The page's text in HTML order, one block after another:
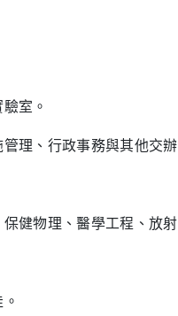
室。
理、行政事務與其他交辦
健物理、醫學工程、放